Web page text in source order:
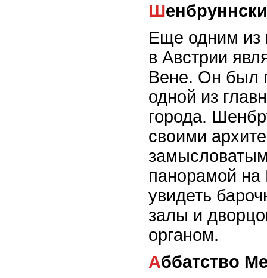
Еще одним из
в Австрии
Вене. Он был
одной из
города.
своими
панорамой на
увидеть
залы и
органом.
Аббатство